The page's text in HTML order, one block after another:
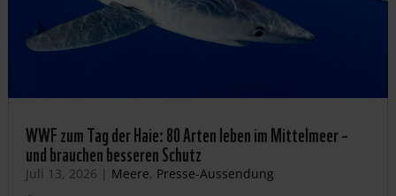
WWF zum Tag der Haie: 80 Arten leben im Mittelmeer –
und brauchen besseren Schutz
Juli 13, 2026 | Meere, Presse-Aussendung